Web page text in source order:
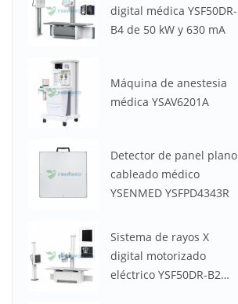
digital médica YSF50DR-
B4 de 50 kW y 630 mA
Máquina de anestesia
médica YSAV6201A
Detector de panel plano
cableado médico
YSENMED YSFPD4343R
Sistema de rayos X
digital motorizado
eléctrico YSF50DR-B2